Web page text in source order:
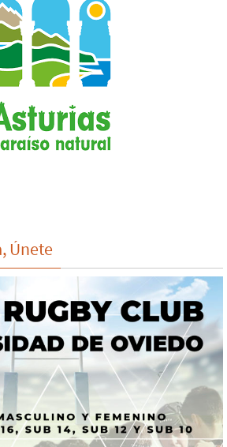
Únete